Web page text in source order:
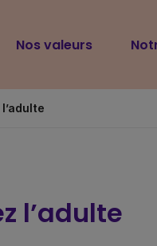
Nos valeurs
l’adulte